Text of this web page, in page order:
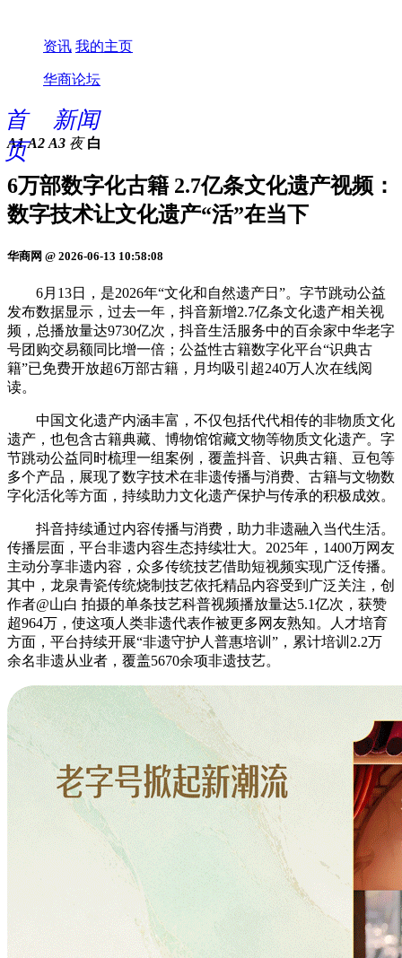
资讯 我的主页
华商论坛
首
页
新闻
A1 A2 A3 夜 白
6万部数字化古籍 2.7亿条文化遗产视频：
数字技术让文化遗产“活”在当下
华商网 @ 2026-06-13 10:58:08
6月13日，是2026年“文化和自然遗产日”。字节跳动公益
发布数据显示，过去一年，抖音新增2.7亿条文化遗产相关视
频，总播放量达9730亿次，抖音生活服务中的百余家中华老字
号团购交易额同比增一倍；公益性古籍数字化平台“识典古
籍”已免费开放超6万部古籍，月均吸引超240万人次在线阅
读。
中国文化遗产内涵丰富，不仅包括代代相传的非物质文化
遗产，也包含古籍典藏、博物馆馆藏文物等物质文化遗产。字
节跳动公益同时梳理一组案例，覆盖抖音、识典古籍、豆包等
多个产品，展现了数字技术在非遗传播与消费、古籍与文物数
字化活化等方面，持续助力文化遗产保护与传承的积极成效。
抖音持续通过内容传播与消费，助力非遗融入当代生活。
传播层面，平台非遗内容生态持续壮大。2025年，1400万网友
主动分享非遗内容，众多传统技艺借助短视频实现广泛传播。
其中，龙泉青瓷传统烧制技艺依托精品内容受到广泛关注，创
作者@山白 拍摄的单条技艺科普视频播放量达5.1亿次，获赞
超964万，使这项人类非遗代表作被更多网友熟知。人才培育
方面，平台持续开展“非遗守护人普惠培训”，累计培训2.2万
余名非遗从业者，覆盖5670余项非遗技艺。